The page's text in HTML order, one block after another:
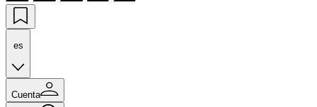
es
Cuenta